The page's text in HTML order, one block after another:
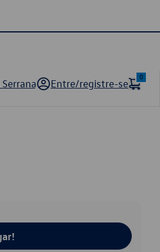
Entre/registre-se
0